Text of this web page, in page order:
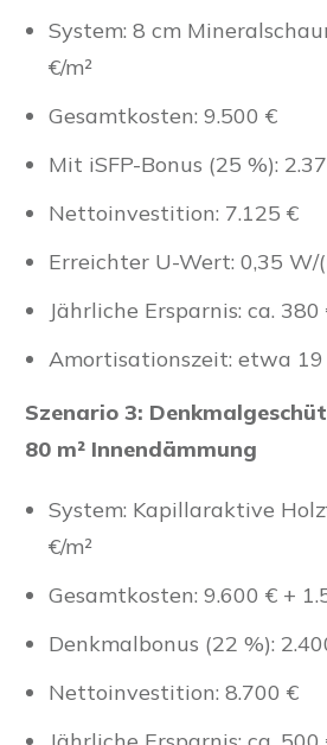
System: 8 cm
€/m²
Gesamtkosten: 9.500 €
Mit iSFP-Bonus (25 %):
Nettoinvestition: 7.125 €
Erreichter U-Wert: 0,35 W/
Jährliche Ersparnis: ca.
Amortisationszeit: etwa 19
Szenario 3:
80 m² Innendämmung
System: Kapillaraktive
€/m²
Gesamtkosten: 9.600 € +
Denkmalbonus (22 %):
Nettoinvestition: 8.700 €